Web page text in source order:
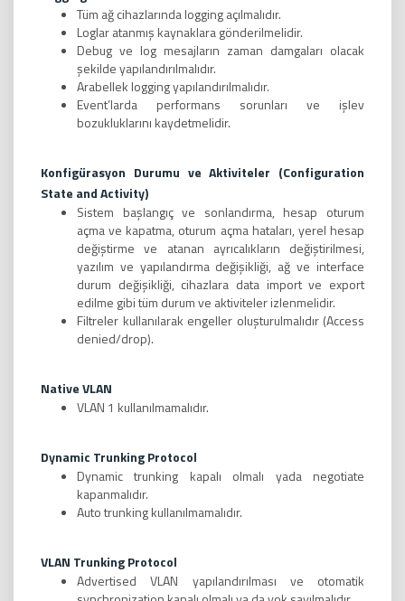
Tüm ağ cihazlarında logging açılmalıdır.
Loglar atanmış kaynaklara gönderilmelidir.
Debug ve log mesajların zaman damgaları olacak
şekilde yapılandırılmalıdır.
Arabellek logging yapılandırılmalıdır.
Event’larda performans sorunları ve işlev
bozukluklarını kaydetmelidir.
Konfigürasyon Durumu ve Aktiviteler (Configuration
State and Activity)
Sistem başlangıç ve sonlandırma, hesap oturum
açma ve kapatma, oturum açma hataları, yerel hesap
değiştirme ve atanan ayrıcalıkların değiştirilmesi,
yazılım ve yapılandırma değişikliği, ağ ve interface
durum değişikliği, cihazlara data import ve export
edilme gibi tüm durum ve aktiviteler izlenmelidir.
Filtreler kullanılarak engeller oluşturulmalıdır (Access
denied/drop).
Native VLAN
VLAN 1 kullanılmamalıdır.
Dynamic Trunking Protocol
Dynamic trunking kapalı olmalı yada negotiate
kapanmalıdır.
Auto trunking kullanılmamalıdır.
VLAN Trunking Protocol
Advertised VLAN yapılandırılması ve otomatik